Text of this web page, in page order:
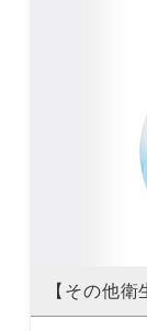
【その他